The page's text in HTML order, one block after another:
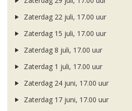
Zaterdag 22 juli, 17.00 uur
Zaterdag 15 juli, 17.00 uur
Zaterdag 8 juli, 17.00 uur
Zaterdag 1 juli, 17.00 uur
Zaterdag 24 juni, 17.00 uur
Zaterdag 17 juni, 17.00 uur